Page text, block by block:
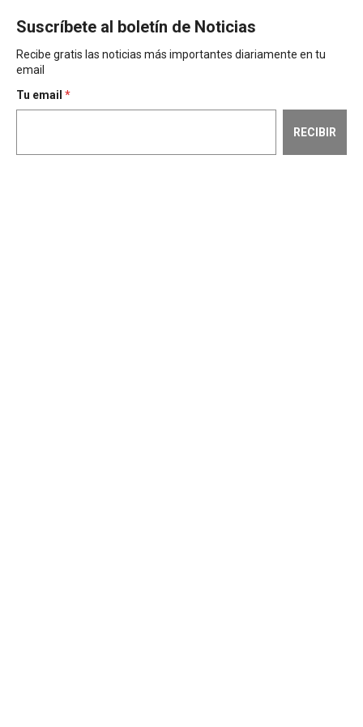
Suscríbete al boletín de Noticias
Recibe gratis las noticias más importantes diariamente en tu
email
Tu email *
RECIBIR